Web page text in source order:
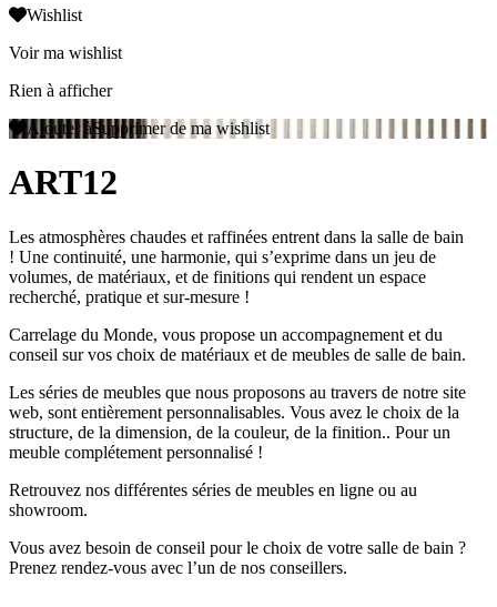
Wishlist
Voir ma wishlist
Rien à afficher
Ajouter àSupprimer de ma wishlist
ART12
Les atmosphères chaudes et raffinées entrent dans la salle de bain
! Une continuité, une harmonie, qui s’exprime dans un jeu de
volumes, de matériaux, et de finitions qui rendent un espace
recherché, pratique et sur-mesure !
Carrelage du Monde, vous propose un accompagnement et du
conseil sur vos choix de matériaux et de meubles de salle de bain.
Les séries de meubles que nous proposons au travers de notre site
web, sont entièrement personnalisables. Vous avez le choix de la
structure, de la dimension, de la couleur, de la finition.. Pour un
meuble complétement personnalisé !
Retrouvez nos différentes séries de meubles en ligne ou au
showroom.
Vous avez besoin de conseil pour le choix de votre salle de bain ?
Prenez rendez-vous avec l’un de nos conseillers.